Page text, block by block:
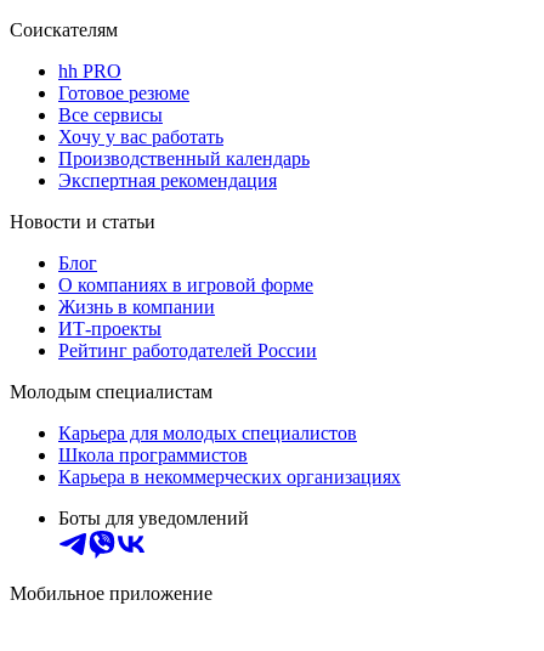
Соискателям
hh PRO
Готовое резюме
Все сервисы
Хочу у вас работать
Производственный календарь
Экспертная рекомендация
Новости и статьи
Блог
О компаниях в игровой форме
Жизнь в компании
ИТ-проекты
Рейтинг работодателей России
Молодым специалистам
Карьера для молодых специалистов
Школа программистов
Карьера в некоммерческих организациях
Боты для уведомлений
Мобильное приложение